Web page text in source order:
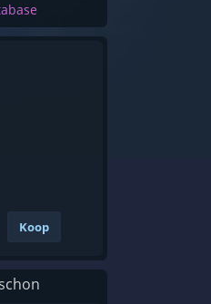
Koop